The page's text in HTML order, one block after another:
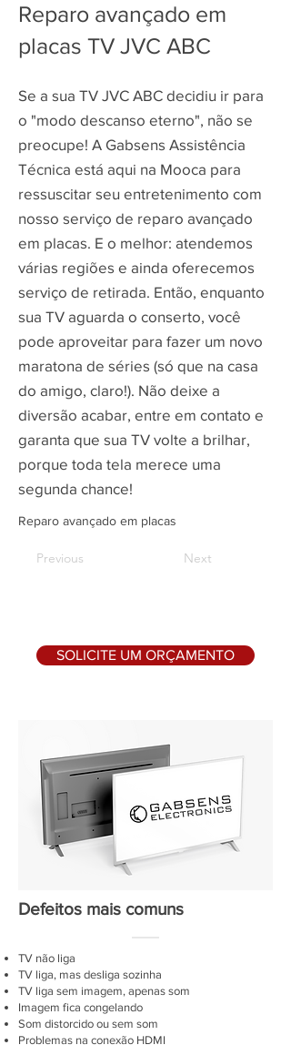
Reparo avançado em
placas TV JVC ABC
Se a sua TV JVC ABC decidiu ir para
o "modo descanso eterno", não se
preocupe! A Gabsens Assistência
Técnica está aqui na Mooca para
ressuscitar seu entretenimento com
nosso serviço de reparo avançado
em placas. E o melhor: atendemos
várias regiões e ainda oferecemos
serviço de retirada. Então, enquanto
sua TV aguarda o conserto, você
pode aproveitar para fazer um novo
maratona de séries (só que na casa
do amigo, claro!). Não deixe a
diversão acabar, entre em contato e
garanta que sua TV volte a brilhar,
porque toda tela merece uma
segunda chance!
Reparo avançado em placas
Previous Next
SOLICITE UM ORÇAMENTO
Defeitos mais comuns
TV não liga
TV liga, mas desliga sozinha
TV liga sem imagem, apenas som
Imagem fica congelando
Som distorcido ou sem som
Problemas na conexão HDMI